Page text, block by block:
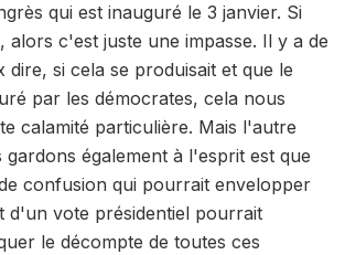
qui est inauguré le 3 janvier. Si
alors c'est juste une impasse. Il y a de
dire, si cela se produisait et que le
par les démocrates, cela nous
calamité particulière. Mais l'autre
également à l'esprit est que
confusion qui pourrait envelopper
d'un vote présidentiel pourrait
le décompte de toutes ces